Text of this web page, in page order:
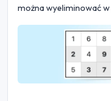
można wyeliminować